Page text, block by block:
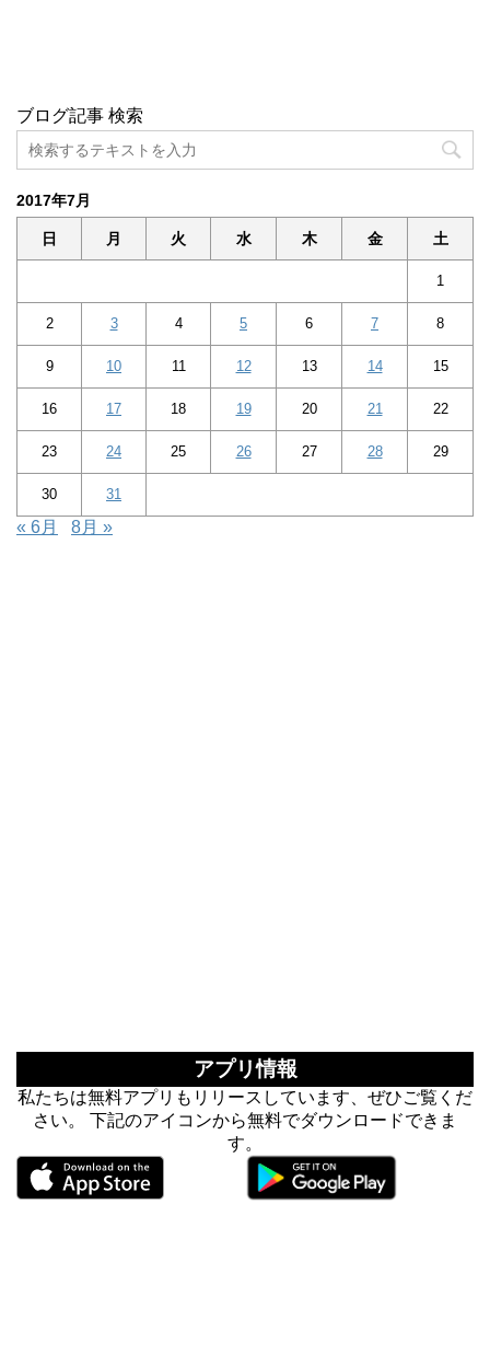
ブログ記事 検索
2017年7月
日 月 火 水 木 金 土
1
2 3 4 5 6 7 8
9 10 11 12 13 14 15
16 17 18 19 20 21 22
23 24 25 26 27 28 29
30 31
« 6月 8月 »
アプリ情報
私たちは無料アプリもリリースしています、ぜひご覧くだ
さい。 下記のアイコンから無料でダウンロードできま
す。